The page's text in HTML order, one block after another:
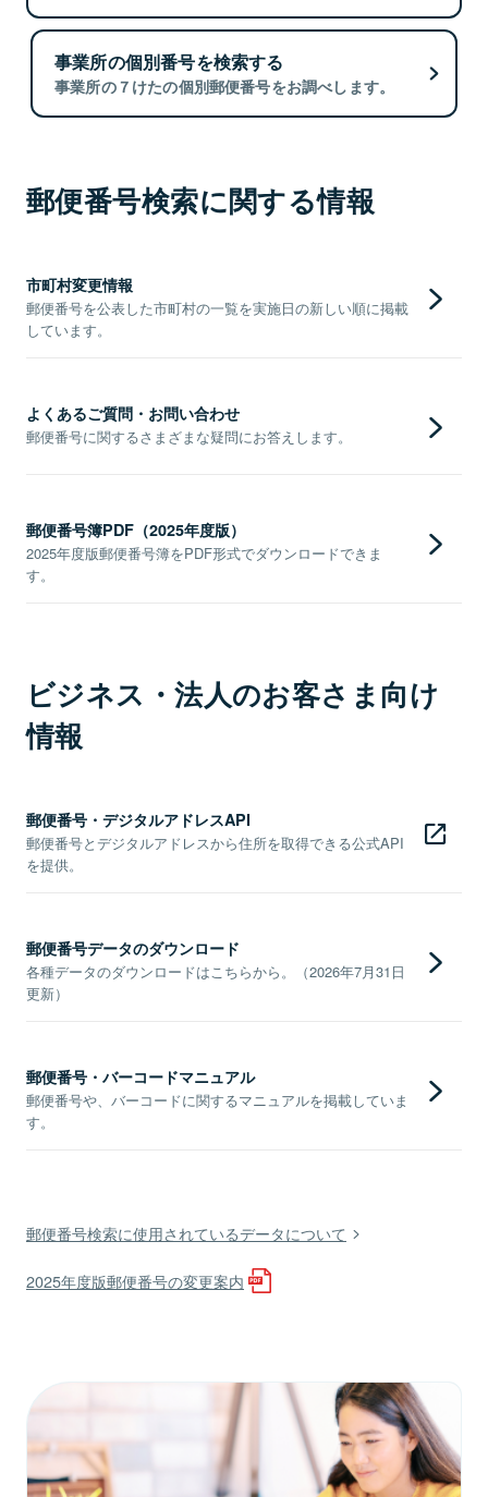
事業所の個別番号を検索する
事業所の７けたの個別郵便番号をお調べします。
郵便番号検索に関する情報
市町村変更情報
郵便番号を公表した市町村の一覧を実施日の新しい順に掲載
しています。
よくあるご質問・お問い合わせ
郵便番号に関するさまざまな疑問にお答えします。
郵便番号簿PDF（2025年度版）
2025年度版郵便番号簿をPDF形式でダウンロードできま
す。
ビジネス・法人のお客さま向け
情報
郵便番号・デジタルアドレスAPI
郵便番号とデジタルアドレスから住所を取得できる公式API
を提供。
郵便番号データのダウンロード
各種データのダウンロードはこちらから。（2026年7月31日
更新）
郵便番号・バーコードマニュアル
郵便番号や、バーコードに関するマニュアルを掲載していま
す。
郵便番号検索に使用されているデータについて
2025年度版郵便番号の変更案内